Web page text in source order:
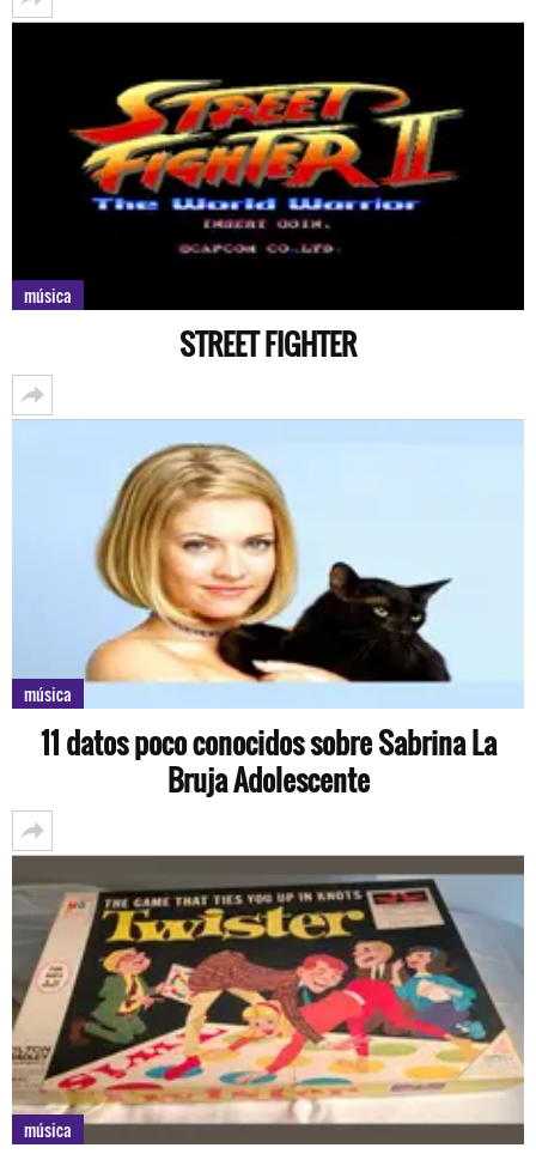
música
STREET FIGHTER
música
11 datos poco conocidos sobre Sabrina La
Bruja Adolescente
música